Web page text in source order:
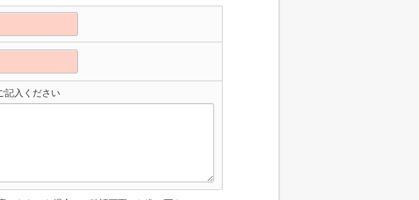
記入ください